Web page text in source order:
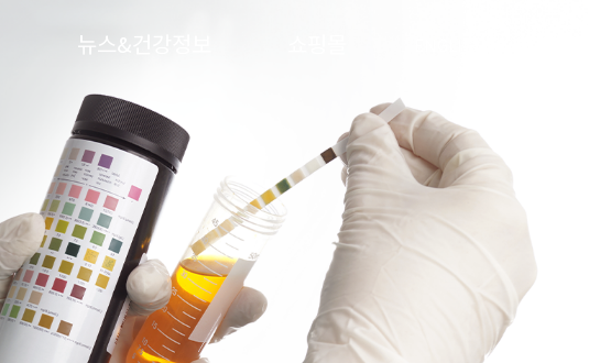
뉴스&건강정보